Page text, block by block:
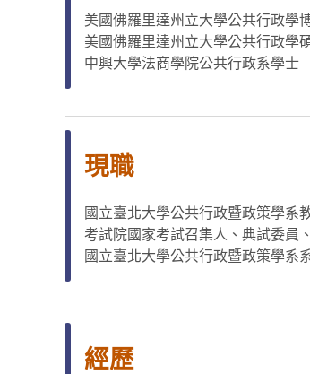
美國佛羅里達州立大學公共行政學
美國佛羅里達州立大學公共行政學
中興大學法商學院公共行政系學士
現職
國立臺北大學公共行政暨政策學系
考試院國家考試召集人、典試委員
國立臺北大學公共行政暨政策學系
經歷